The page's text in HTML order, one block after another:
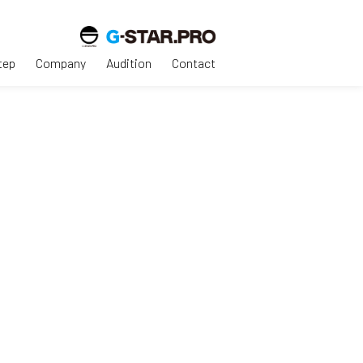
Company Audition Contact